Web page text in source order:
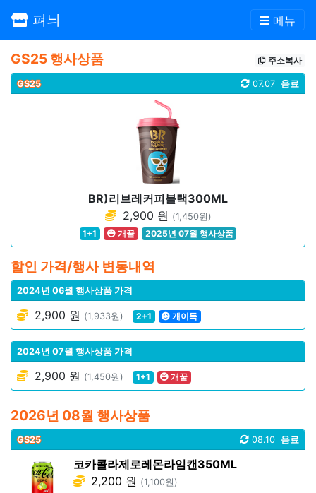
펴늬 메뉴
GS25 행사상품 주소복사
GS25 음료
07.07
BR)리브레커피블랙300ML
2,900 원 (1,450원)
1+1
개꿀 2025년 07월 행사상품
할인 가격/행사 변동내역
2024년 06월 행사상품 가격
2,900 원 (1,933원) 2+1 개이득
2024년 07월 행사상품 가격
2,900 원 (1,450원) 1+1 개꿀
2026년 08월 행사상품
GS25 음료
08.10
코카콜라제로레몬라임캔350ML
2,200 원 (1,100원)